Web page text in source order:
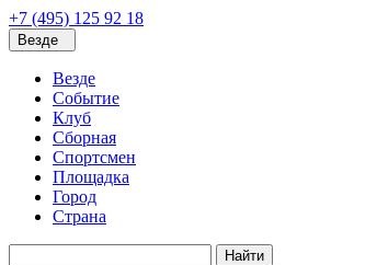
+7 (495) 125 92 18
Везде
Везде
Событие
Клуб
Сборная
Спортсмен
Площадка
Город
Страна
Найти